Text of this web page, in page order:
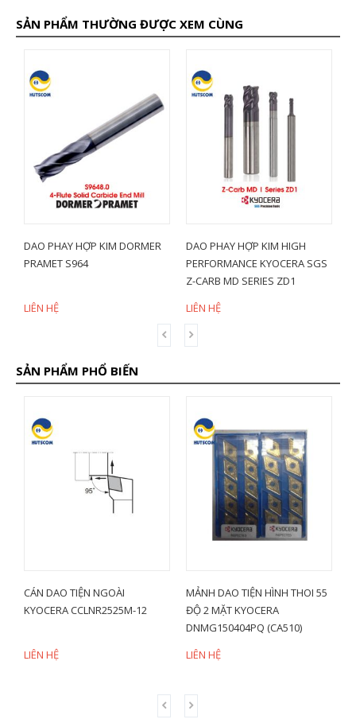
SẢN PHẨM THƯỜNG ĐƯỢC XEM CÙNG
PHAY HỢP KIM DORMER
S964
HỆ
DAO PHAY HỢP KIM HIGH
PERFORMANCE KYOCERA SGS
Z-CARB MD SERIES ZD1
LIÊN HỆ
SẢN PHẨM PHỔ BIẾN
CÁN DAO TIỆN NGOÀI
KYOCERA CCLNR2525M-12
LIÊN HỆ
MẢNH DAO TIỆN HÌNH THOI 55
ĐỘ 2 MẶT KYOCERA
DNMG150404PQ (CA510)
LIÊN HỆ